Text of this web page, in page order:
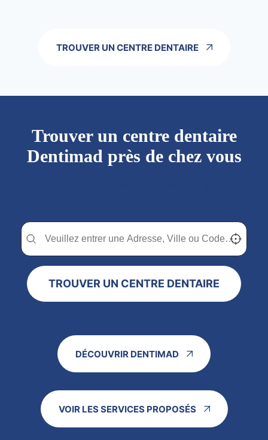
TROUVER UN CENTRE DENTAIRE
Trouver un centre dentaire
Dentimad près de chez vous
Trouver un centre dentaire Dentimad près de
Trouver un centre dentaire Dentimad près de chez vous Localisez-
TROUVER UN CENTRE DENTAIRE
DÉCOUVRIR DENTIMAD
VOIR LES SERVICES PROPOSÉS